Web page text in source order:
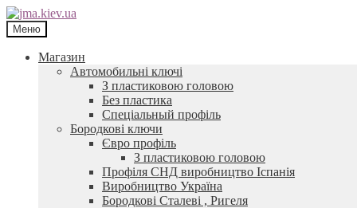
Перейти
до
навігації
Перейти
до
контенту
Меню
Магазин
Автомобильні ключі
З пластиковою головою
Без пластика
Спеціальный профіль
Бородкові ключи
Євро профіль
З пластиковою головою
Профіля СНД виробництво Іспанія
Виробництво Україна
Бородкові Сталеві , Ригеля